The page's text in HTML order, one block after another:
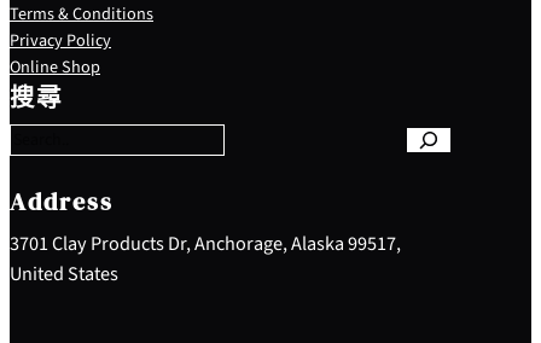
Terms & Conditions
Privacy Policy
Online Shop
搜尋
S
e
a
c
h
Address
3701 Clay Products Dr, Anchorage, Alaska 99517,
United States